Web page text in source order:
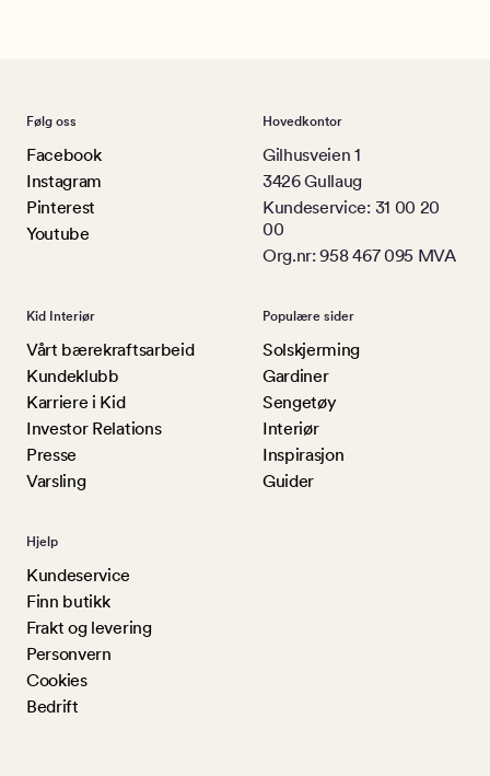
Følg oss
Facebook
Instagram
Pinterest
Youtube
Hovedkontor
Gilhusveien 1
3426 Gullaug
Kundeservice: 31 00 20
00
Org.nr: 958 467 095 MVA
Kid Interiør
Vårt bærekraftsarbeid
Kundeklubb
Karriere i Kid
Investor Relations
Presse
Varsling
Populære sider
Solskjerming
Gardiner
Sengetøy
Interiør
Inspirasjon
Guider
Hjelp
Kundeservice
Finn butikk
Frakt og levering
Personvern
Cookies
Bedrift